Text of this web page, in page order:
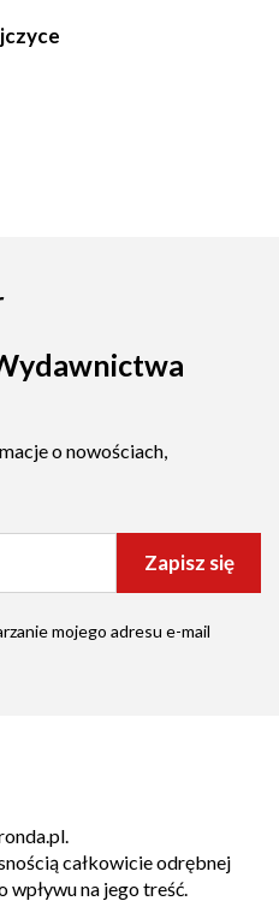
o nowościach,
Zapisz się
mojego adresu e-mail
całkowicie odrębnej
wpływu na jego treść.